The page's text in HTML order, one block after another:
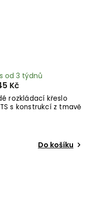
rozkládací křeslo
s konstrukcí z tmavě
od 3 týdnů
Kč
Do košíku